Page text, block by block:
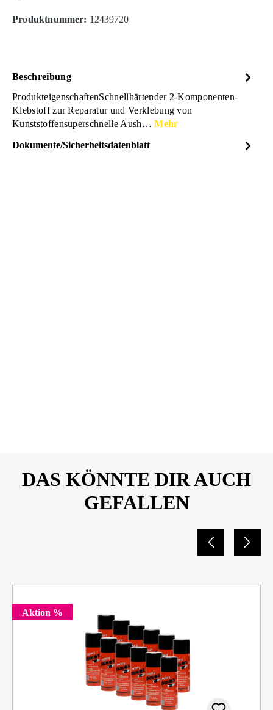
Produktnummer: 12439720
Beschreibung
ProdukteigenschaftenSchnellhärtender 2-Komponenten-
Klebstoff zur Reparatur und Verklebung von
Kunststoffensuperschnelle Aush…Mehr
Dokumente/Sicherheitsdatenblatt
DAS KÖNNTE DIR AUCH
GEFALLEN
Aktion %